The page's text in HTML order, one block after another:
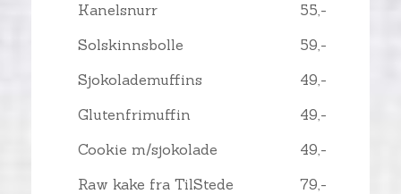
Kanelsnurr
55,-
Solskinnsbolle
59,-
Sjokolademuffins
49,-
Glutenfrimuffin
49,-
Cookie m/sjokolade
49,-
Raw kake fra TilStede
79,-